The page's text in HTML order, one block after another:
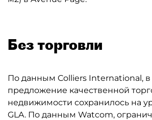
Без торговли
По данным Colliers International, в
предложение качественной
недвижимости сохранилось на
GLA. По данным Watcom,